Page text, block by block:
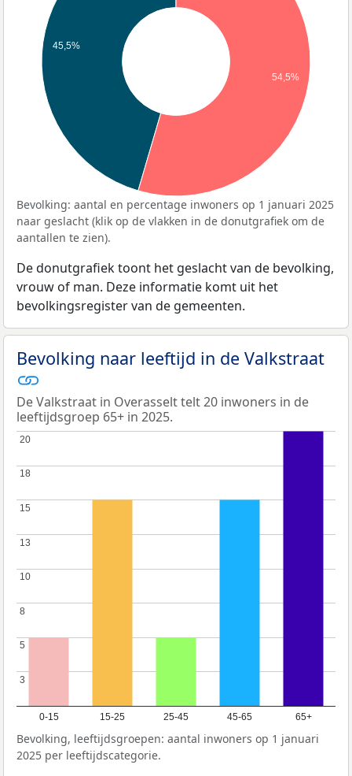
45,5%
54,5%
Bevolking: aantal en percentage inwoners op 1 januari 2025
naar geslacht (klik op de vlakken in de donutgrafiek om de
aantallen te zien).
De donutgrafiek toont het geslacht van de bevolking,
vrouw of man. Deze informatie komt uit het
bevolkingsregister van de gemeenten.
Bevolking naar leeftijd in de Valkstraat
De Valkstraat in Overasselt telt 20 inwoners in de
leeftijdsgroep 65+ in 2025.
0-15 15-25 25-45 45-65 65+
3
3
5
5
8
8
10
10
13
13
15
15
18
18
20
20
Bevolking, leeftijdsgroepen: aantal inwoners op 1 januari
2025 per leeftijdscategorie.